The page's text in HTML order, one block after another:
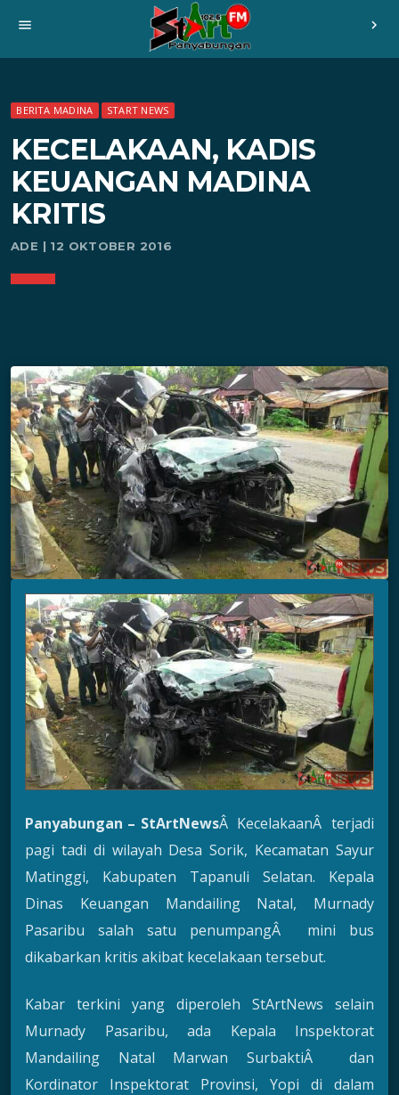
menu chevron_right
BERITA MADINA START NEWS
KECELAKAAN, KADIS
KEUANGAN MADINA
KRITIS
ADE | 12 OKTOBER 2016
Panyabungan – StArtNewsÂ KecelakaanÂ terjadi
pagi tadi di wilayah Desa Sorik, Kecamatan Sayur
Matinggi, Kabupaten Tapanuli Selatan. Kepala
Dinas Keuangan Mandailing Natal, Murnady
Pasaribu salah satu penumpangÂ mini bus
dikabarkan kritis akibat kecelakaan tersebut.
Kabar terkini yang diperoleh StArtNews selain
Murnady Pasaribu, ada Kepala Inspektorat
Mandailing Natal Marwan SurbaktiÂ dan
Kordinator Inspektorat Provinsi, Yopi di dalam